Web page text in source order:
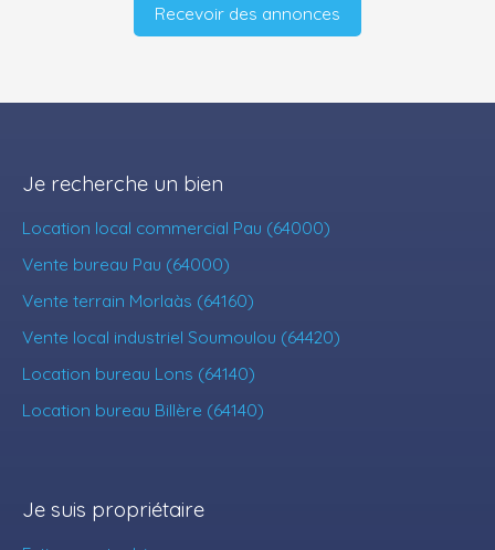
Recevoir des annonces
Je recherche un bien
Location local commercial Pau (64000)
Vente bureau Pau (64000)
Vente terrain Morlaàs (64160)
Vente local industriel Soumoulou (64420)
Location bureau Lons (64140)
Location bureau Billère (64140)
Je suis propriétaire